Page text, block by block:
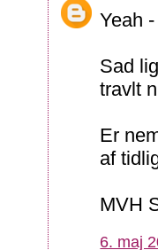
Yeah
Sad
travlt
Er
af
MVH
6. maj